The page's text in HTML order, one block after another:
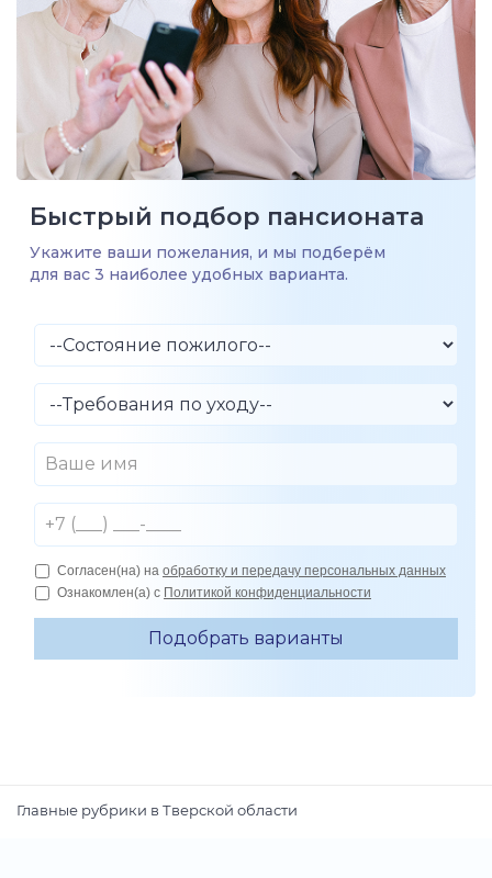
Быстрый подбор пансионата
Укажите ваши пожелания, и мы подберём
для вас 3 наиболее удобных варианта.
Главные рубрики в Тверской области